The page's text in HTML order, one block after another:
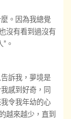
。因為我總覺
沒有看到過沒有
。
訴我，夢境是
感到好奇，同
令我年幼的心
越來越少，直到